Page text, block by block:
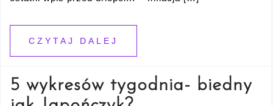
CZYTAJ DALEJ
5 wykresów tygodnia- biedny